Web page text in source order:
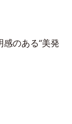
のある“美発